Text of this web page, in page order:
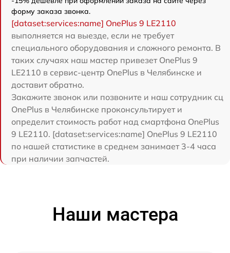
форму заказа звонка.
[dataset:services:name] OnePlus 9 LE2110
выполняется на выезде, если не требует
специального оборудования и сложного ремонта. В
таких случаях наш мастер привезет OnePlus 9
LE2110 в сервис-центр OnePlus в Челябинске и
доставит обратно.
Закажите звонок или позвоните и наш сотрудник сц
OnePlus в Челябинске проконсультирует и
определит стоимость работ над смартфона OnePlus
9 LE2110. [dataset:services:name] OnePlus 9 LE2110
по нашей статистике в среднем занимает 3-4 часа
при наличии запчастей.
Наши мастера